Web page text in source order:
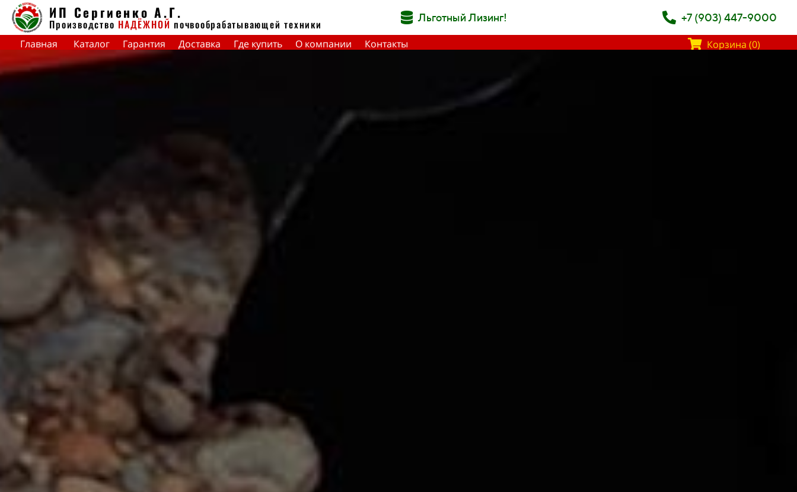
ИП Сергиенко А.Г.
Производство НАДЁЖНОЙ почвообрабатывающей техники Льготный Лизинг! +7 (903) 447-9000
Главная Каталог Гарантия Доставка Где купить О компании Контакты Корзина (0)